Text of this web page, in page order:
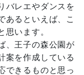
バレエやダンスを
あるといえば、こ
思います。
、王子の森公園が
案を作成している
できるものと思っ